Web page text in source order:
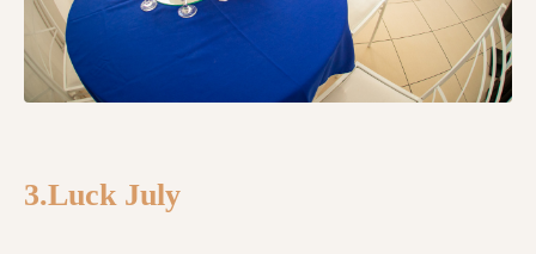
3.Luck July